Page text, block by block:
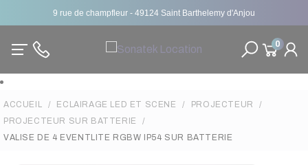
9 rue de champfleur - 49124 Saint Barthelemy d'Anjou
0
ACCUEIL ECLAIRAGE LED ET SCENE
PROJECTEUR
PROJECTEUR SUR BATTERIE
VALISE DE 4 EVENTLITE RGBW IP54 SUR BATTERIE